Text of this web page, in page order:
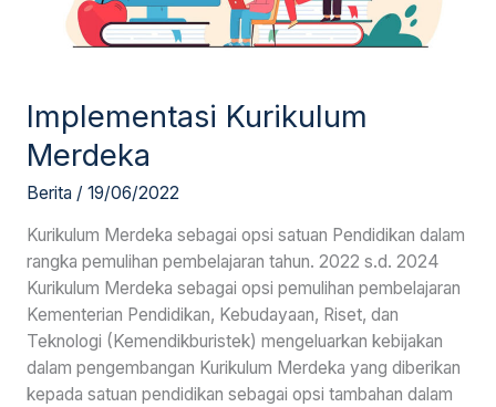
Implementasi Kurikulum
Merdeka
Berita / 19/06/2022
Kurikulum Merdeka sebagai opsi satuan Pendidikan dalam
rangka pemulihan pembelajaran tahun. 2022 s.d. 2024
Kurikulum Merdeka sebagai opsi pemulihan pembelajaran
Kementerian Pendidikan, Kebudayaan, Riset, dan
Teknologi (Kemendikburistek) mengeluarkan kebijakan
dalam pengembangan Kurikulum Merdeka yang diberikan
kepada satuan pendidikan sebagai opsi tambahan dalam